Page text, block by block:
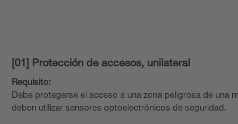
[01] Protección de accesos, unilateral
Requisito:
Debe protegerse el acceso a una zona peligrosa de una
deben utilizar sensores optoelectrónicos de seguridad.